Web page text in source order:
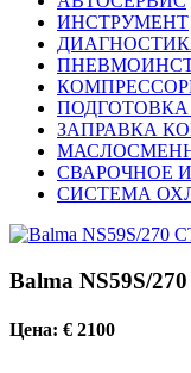
ИНСТРУМЕНТ
ПОДГОТОВКА
ЗАПРАВКА
СВАРОЧНОЕ
СИСТЕМА
Balma NS59S/
Цена: € 2100